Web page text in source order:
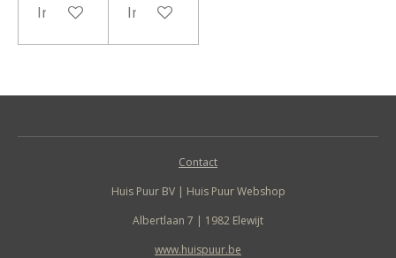
In winkelwagenIn winkelwagen
Contact
Huis Puur BV | Huis Puur Webshop
Albertlaan 7 | 1982 Elewijt
www.huispuur.be